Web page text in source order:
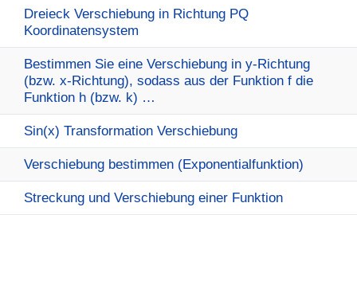
Dreieck Verschiebung in Richtung PQ
Koordinatensystem
Bestimmen Sie eine Verschiebung in y-Richtung
(bzw. x-Richtung), sodass aus der Funktion f die
Funktion h (bzw. k) …
Sin(x) Transformation Verschiebung
Verschiebung bestimmen (Exponentialfunktion)
Streckung und Verschiebung einer Funktion